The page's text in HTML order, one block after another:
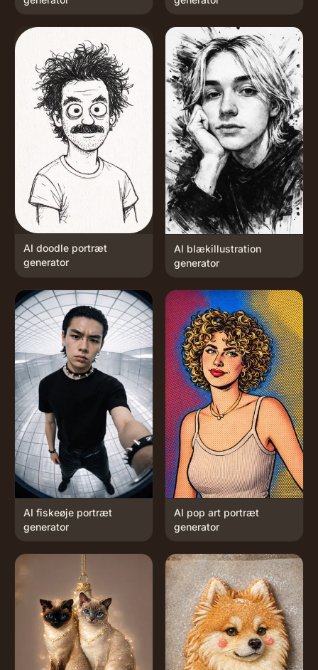
AI doodle portræt
generator
AI blækillustration
generator
AI fiskeøje portræt
generator
AI pop art portræt
generator